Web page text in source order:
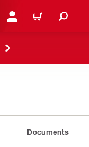
CONNEXION OU
PANIER
Documents